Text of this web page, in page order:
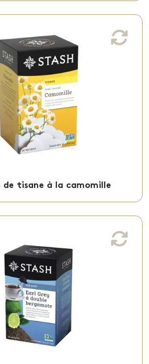
de tisane à la camomille
de tisane à la camomille
Cette tisane à la camomille,
décaféiné et apaisante, est
offert en sachets individuels.
Sachets - 50-01176
Earl Grey à double bergamote
noir earl grey, avec une saveur
parfumé, est offert
en sachets individuels.
Sachets - 50-01178